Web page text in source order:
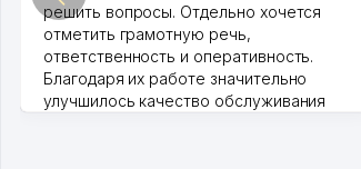
решить вопросы. Отдельно хочется
отметить грамотную речь,
ответственность и оперативность.
Благодаря их работе значительно
улучшилось качество обслуживания